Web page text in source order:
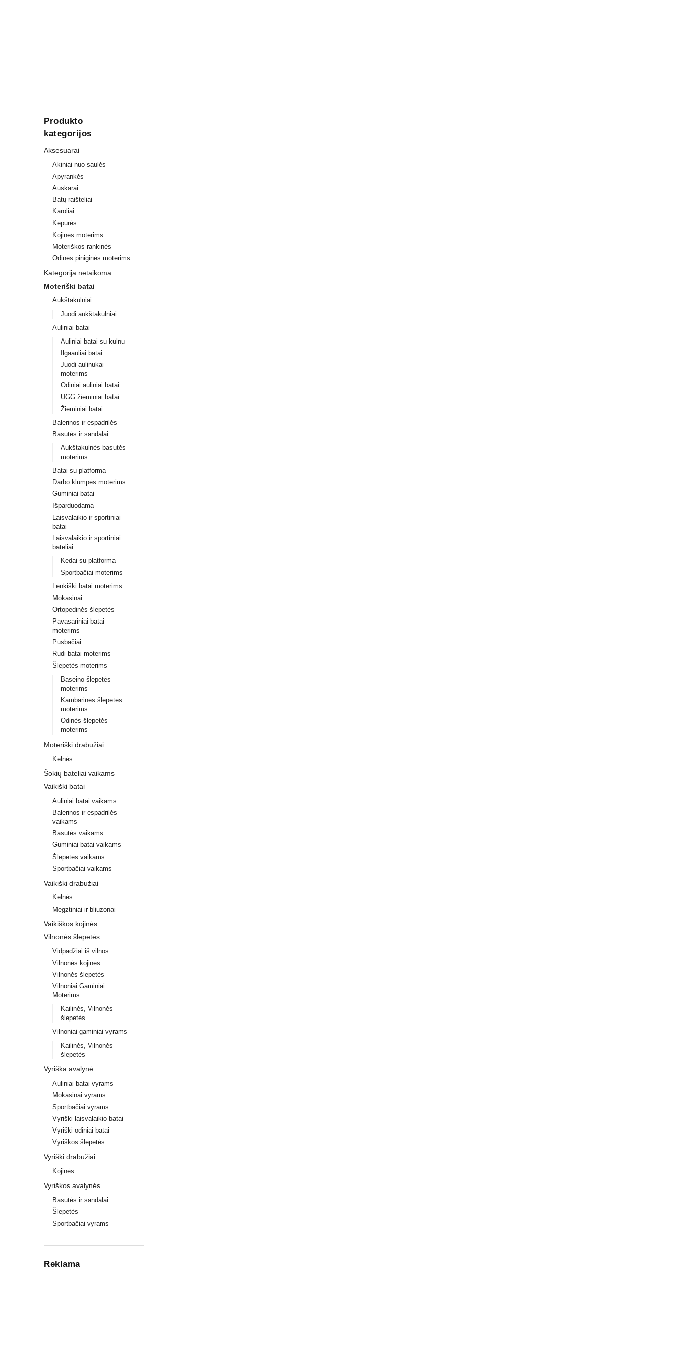
Produkto
kategorijos
Aksesuarai
Akiniai nuo saulės
Apyrankės
Auskarai
Batų raišteliai
Karoliai
Kepurės
Kojinės moterims
Moteriškos rankinės
Odinės piniginės moterims
Kategorija netaikoma
Moteriški batai
Aukštakulniai
Juodi aukštakulniai
Auliniai batai
Auliniai batai su kulnu
Ilgaauliai batai
Juodi aulinukai
moterims
Odiniai auliniai batai
UGG žieminiai batai
Žieminiai batai
Balerinos ir espadrilės
Basutės ir sandalai
Aukštakulnės basutės
moterims
Batai su platforma
Darbo klumpės moterims
Guminiai batai
Išparduodama
Laisvalaikio ir sportiniai
batai
Laisvalaikio ir sportiniai
bateliai
Kedai su platforma
Sportbačiai moterims
Lenkiški batai moterims
Mokasinai
Ortopedinės šlepetės
Pavasariniai batai
moterims
Pusbačiai
Rudi batai moterims
Šlepetės moterims
Baseino šlepetės
moterims
Kambarinės šlepetės
moterims
Odinės šlepetės
moterims
Moteriški drabužiai
Kelnės
Šokių bateliai vaikams
Vaikiški batai
Auliniai batai vaikams
Balerinos ir espadrilės
vaikams
Basutės vaikams
Guminiai batai vaikams
Šlepetės vaikams
Sportbačiai vaikams
Vaikiški drabužiai
Kelnės
Megztiniai ir bliuzonai
Vaikiškos kojinės
Vilnonės šlepetės
Vidpadžiai iš vilnos
Vilnonės kojinės
Vilnonės šlepetės
Vilnoniai Gaminiai
Moterims
Kailinės, Vilnonės
šlepetės
Vilnoniai gaminiai vyrams
Kailinės, Vilnonės
šlepetės
Vyriška avalynė
Auliniai batai vyrams
Mokasinai vyrams
Sportbačiai vyrams
Vyriški laisvalaikio batai
Vyriški odiniai batai
Vyriškos šlepetės
Vyriški drabužiai
Kojinės
Vyriškos avalynės
Basutės ir sandalai
Šlepetės
Sportbačiai vyrams
Reklama